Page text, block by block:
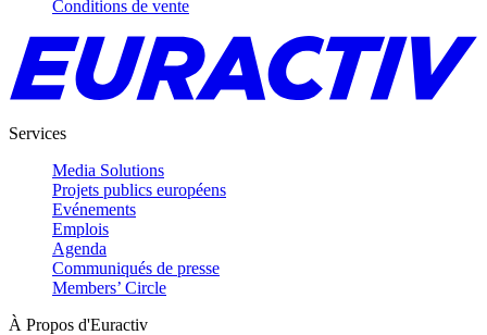
Conditions de vente
Services
Media Solutions
Projets publics européens
Evénements
Emplois
Agenda
Communiqués de presse
Members’ Circle
À Propos d'Euractiv